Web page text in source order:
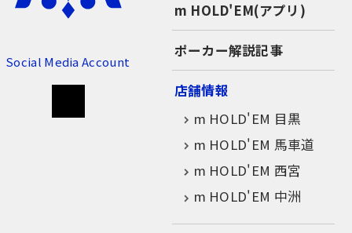
Social Media Account
m HOLD'EM(アプリ)
ポーカー解説記事
店舗情報
m HOLD'EM 目黒
m HOLD'EM 馬車道
m HOLD'EM 西宮
m HOLD'EM 中洲